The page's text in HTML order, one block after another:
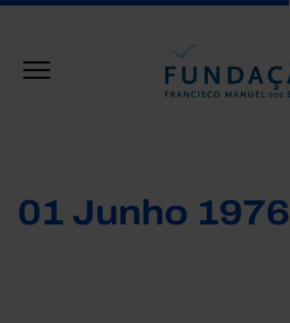
01 Junho 1976